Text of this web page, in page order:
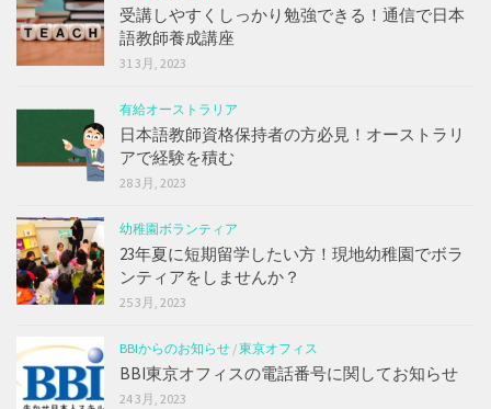
受講しやすくしっかり勉強できる！通信で日本
語教師養成講座
31 3月, 2023
有給オーストラリア
日本語教師資格保持者の方必見！オーストラリ
アで経験を積む
28 3月, 2023
幼稚園ボランティア
23年夏に短期留学したい方！現地幼稚園でボラ
ンティアをしませんか？
25 3月, 2023
BBIからのお知らせ /東京オフィス
BBI東京オフィスの電話番号に関してお知らせ
24 3月, 2023